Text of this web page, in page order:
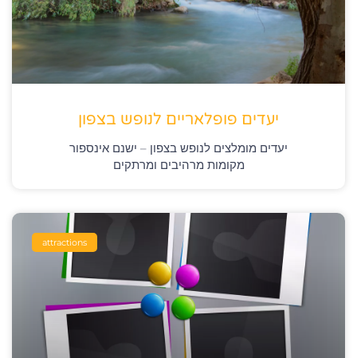
יעדים פופלאריים לנופש בצפון
יעדים מומלצים לנופש בצפון – ישנם אינספור
מקומות מרהיבים ומרתקים
attractions